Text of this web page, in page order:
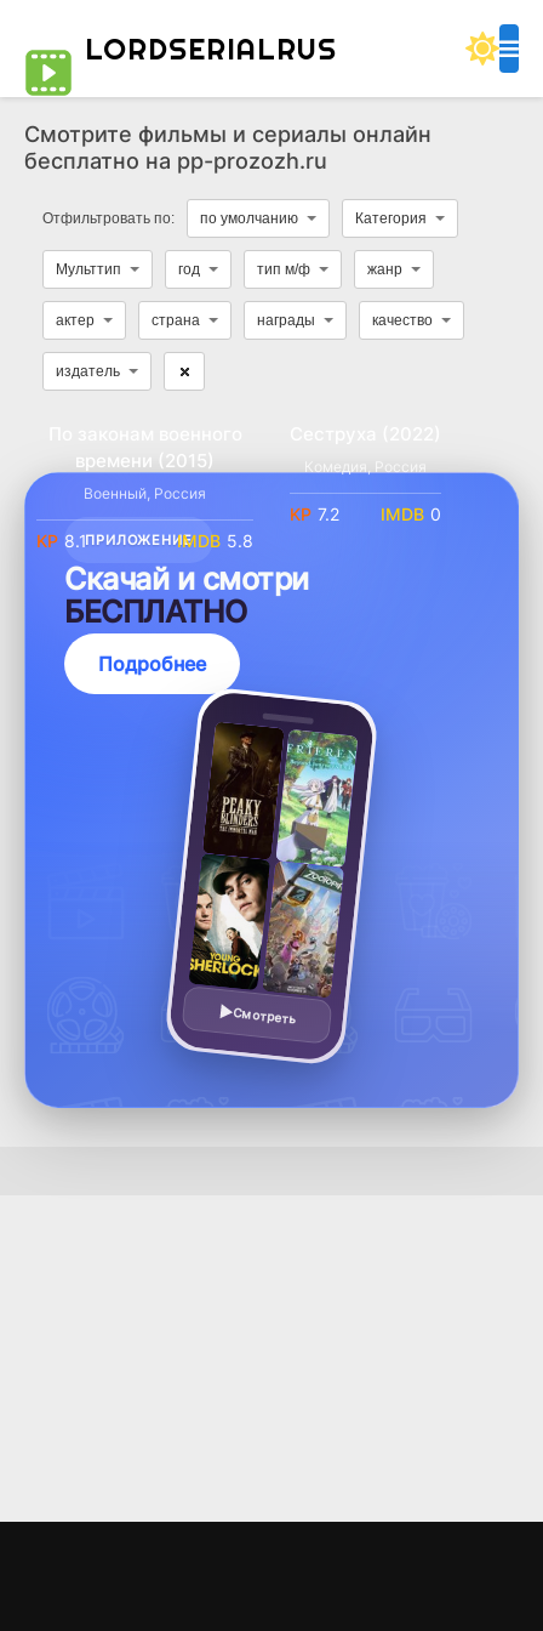
LORDSERIALRUS
Смотрите фильмы и сериалы онлайн
бесплатно на pp-prozozh.ru
Отфильтровать по: по умолчанию Категория
Мульттип год тип м/ф жанр
актер страна награды качество
издатель
времени (2015)
Военный, Россия
8.1 5.8
Комедия Россия
7.2 0
ПРИЛОЖЕНИЕ
Скачай и смотри
БЕСПЛАТНО
Подробнее
Смотреть